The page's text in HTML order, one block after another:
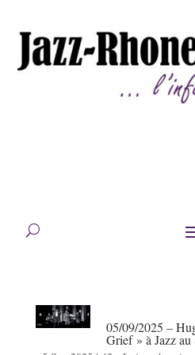
05/09/2025 –
Grief » à Jazz au